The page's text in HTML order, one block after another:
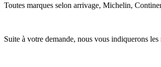
Toutes marques selon arrivage, Michelin,
Suite à votre demande, nous vous indiquerons